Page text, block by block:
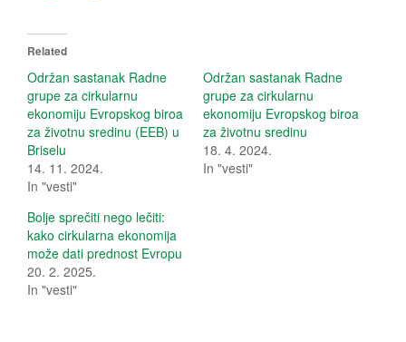
t
o
s
h
a
r
e
o
n
w
i
t
t
r
(
O
p
e
n
s
i
h
a
r
e
o
n
o
k
(
O
p
Related
Održan sastanak Radne
grupe za cirkularnu
ekonomiju Evropskog biroa
za životnu sredinu (EEB) u
Briselu
14. 11. 2024.
In "vesti"
Održan sastanak Radne
grupe za cirkularnu
ekonomiju Evropskog biroa
za životnu sredinu
18. 4. 2024.
In "vesti"
Bolje sprečiti nego lečiti:
kako cirkularna ekonomija
može dati prednost Evropu
20. 2. 2025.
In "vesti"